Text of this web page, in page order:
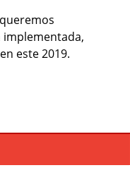
implementada,
este 2019.